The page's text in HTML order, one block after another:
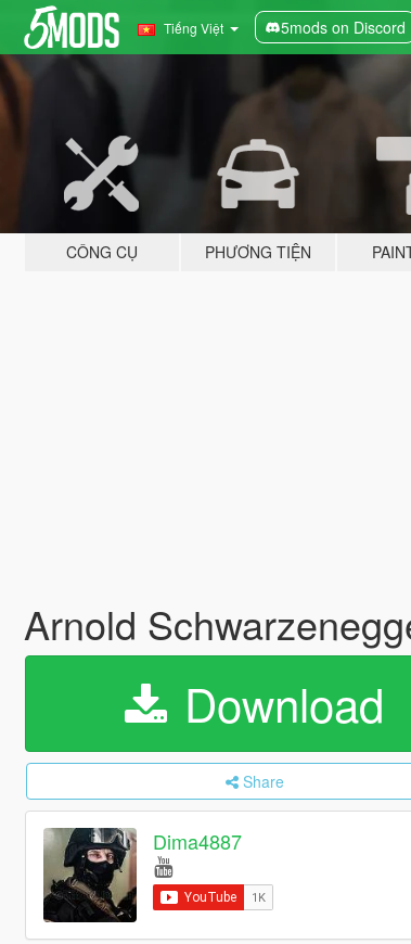
Tiếng Việt 5mods on Discord
CÔNG CỤ PHƯƠNG TIỆN
Arnold
Download
Share
Dima4887